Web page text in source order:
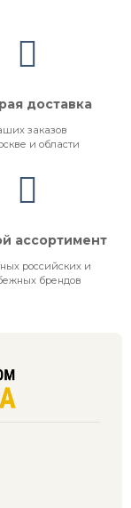
доставка
заказов
и области
ассортимент
российских и
брендов